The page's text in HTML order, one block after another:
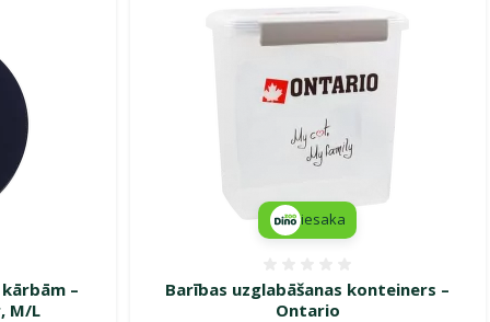
–
M/L
Barības uzglabāšanas konteiners –
Ontario
iesaka